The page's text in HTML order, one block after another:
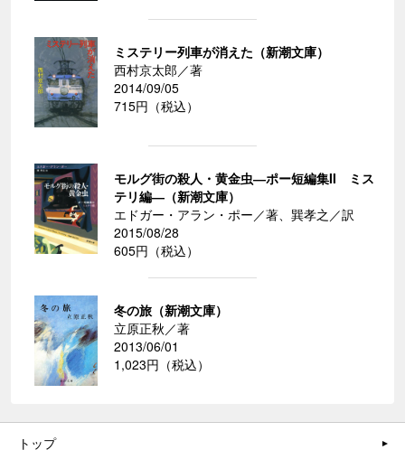
ミステリー列車が消えた（新潮文庫）
西村京太郎／著
2014/09/05
715円（税込）
モルグ街の殺人・黄金虫―ポー短編集II ミス
テリ編―（新潮文庫）
エドガー・アラン・ポー／著、巽孝之／訳
2015/08/28
605円（税込）
冬の旅（新潮文庫）
立原正秋／著
2013/06/01
1,023円（税込）
トップ